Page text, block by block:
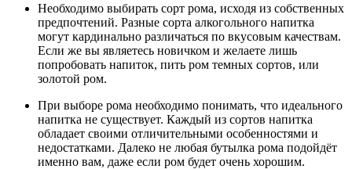
Необходимо выбирать сорт рома, исходя из собственных
предпочтений. Разные сорта алкогольного напитка
могут кардинально различаться по вкусовым качествам.
Если же вы являетесь новичком и желаете лишь
попробовать напиток, пить ром темных сортов, или
золотой ром.
При выборе рома необходимо понимать, что идеального
напитка не существует. Каждый из сортов напитка
обладает своими отличительными особенностями и
недостатками. Далеко не любая бутылка рома подойдёт
именно вам, даже если ром будет очень хорошим.